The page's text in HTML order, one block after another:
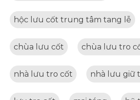
hộc lưu cốt trung tâm tang lễ
chùa lưu cốt chùa lưu tro
nhà lưu tro cốt nhà lưu giữ